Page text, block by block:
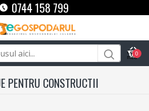
0744 158 799
0
PENTRU CONSTRUCTII